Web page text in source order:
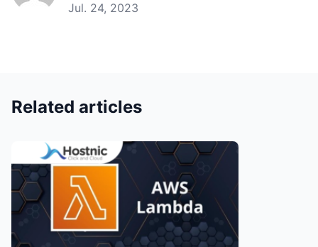
Jul. 24, 2023
Related articles